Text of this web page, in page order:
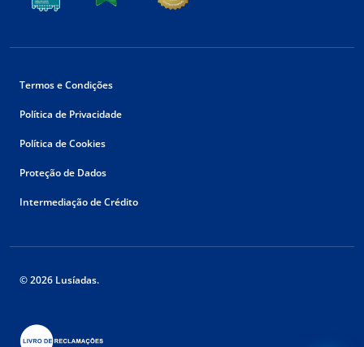
Termos e Condições
Política de Privacidade
Política de Cookies
Proteção de Dados
Intermediação de Crédito
© 2026 Lusíadas.